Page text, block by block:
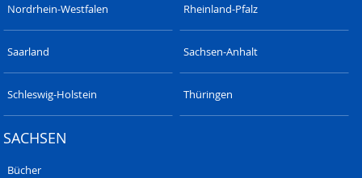
Nordrhein-Westfalen Rheinland-Pfalz
Saarland Sachsen-Anhalt
Schleswig-Holstein Thüringen
SACHSEN
Bücher